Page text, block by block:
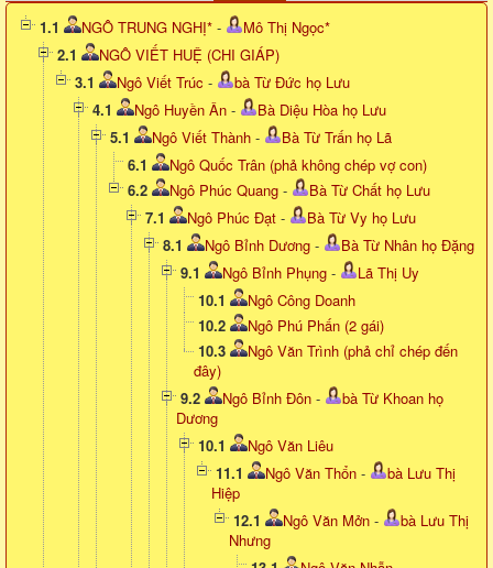
1.1 NGÔ TRUNG NGHỊ* -
Mô Thị Ngọc*
2.1
NGÔ VIẾT HUỆ (CHI GIÁP)
3.1
Ngô Viết Trúc -
bà Từ Đức họ Lưu
4.1
Ngô Huyền Ân -
Bà Diệu Hòa họ Lưu
5.1
Ngô Viết Thành -
Bà Từ Trấn họ Lã
6.1
Ngô Quốc Trân (phả không chép vợ con)
6.2
Ngô Phúc Quang -
Bà Từ Chất họ Lưu
7.1
Ngô Phúc Đạt -
Bà Từ Vy họ Lưu
8.1
Ngô Bỉnh Dương -
Bà Từ Nhân họ Đặng
9.1
Ngô Bỉnh Phụng -
Lã Thị Uy
10.1
Ngô Công Doanh
10.2
Ngô Phú Phấn (2 gái)
10.3
Ngô Văn Trình (phả chỉ chép đến
đây)
9.2
Ngô Bỉnh Đôn -
bà Từ Khoan họ
Dương
10.1
Ngô Văn Liêu
11.1
Ngô Văn Thổn -
bà Lưu Thị
Hiệp
12.1
Ngô Văn Mởn -
bà Lưu Thị
Nhưng